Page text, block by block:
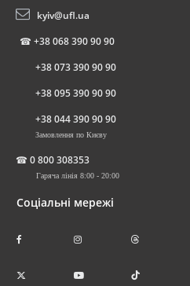
kyiv@ufl.ua
☎ +38 068 390 90 90
+38 073 390 90 90
+38 095 390 90 90
+38 044 390 90 90
Замовлення по Києву
☎ 0 800 308353
Гаряча лінія 8:00 - 20:00
Соціальні мережі